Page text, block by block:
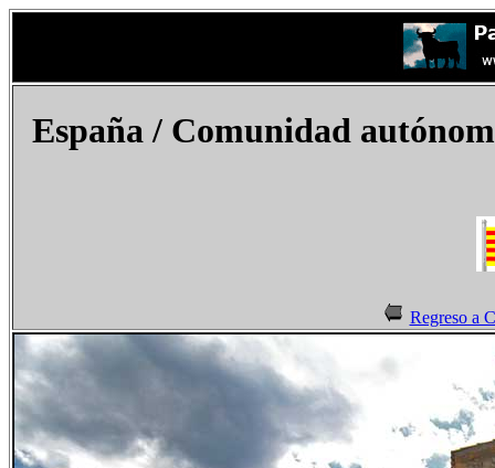
España / Comunidad
Regreso a